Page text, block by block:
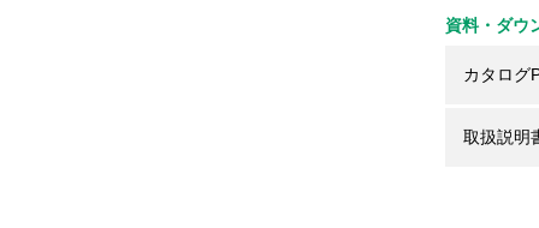
資料・ダウ
カタログ
取扱説明